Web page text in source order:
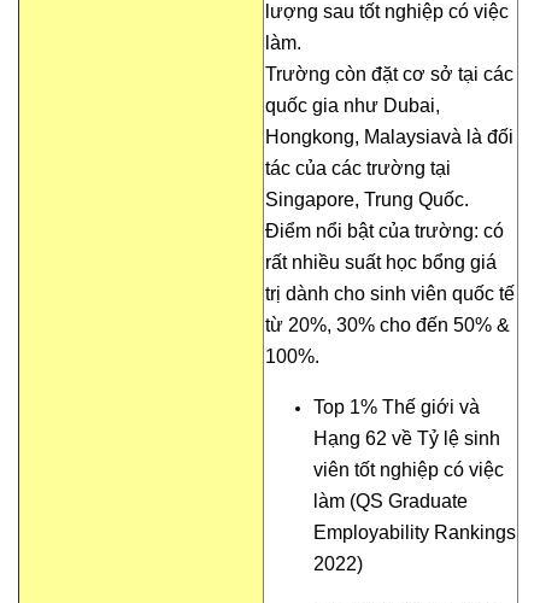
lượng sau tốt nghiệp có việc
làm.
Trường còn đặt cơ sở tại các
quốc gia như Dubai,
Hongkong, Malaysiavà là đối
tác của các trường tại
Singapore, Trung Quốc.
Điểm nổi bật của trường: có
rất nhiều suất học bổng giá
trị dành cho sinh viên quốc tế
từ 20%, 30% cho đến 50% &
100%.
Top 1% Thế giới và
Hạng 62 về Tỷ lệ sinh
viên tốt nghiệp có việc
làm (QS Graduate
Employability Rankings
2022)